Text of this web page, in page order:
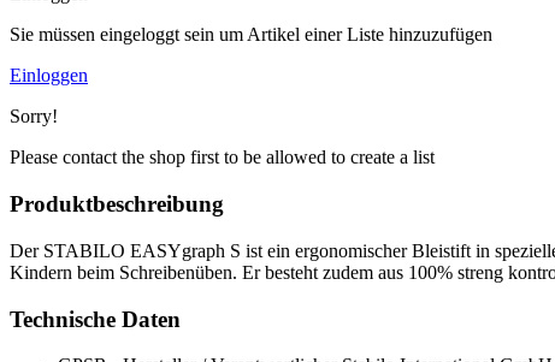
Sie müssen eingeloggt sein um Artikel einer Liste hinzuzufügen
Einloggen
Sorry!
Please contact the shop first to be allowed to create a list
Produktbeschreibung
Der STABILO EASYgraph S ist ein ergonomischer Bleistift in
Kindern beim Schreibenüben. Er besteht zudem aus 100% streng
Technische Daten